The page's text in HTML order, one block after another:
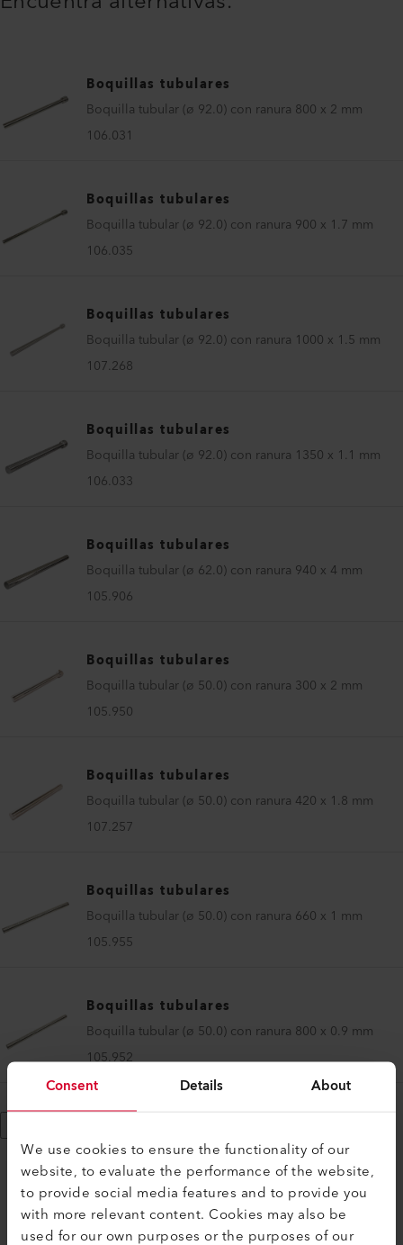
Consent Details About
We use cookies to ensure the functionality of our
website, to evaluate the performance of the website,
to provide social media features and to provide you
with more relevant content. Cookies may also be
used for our own purposes or the purposes of our
Boquillas tubulares
Boquilla tubular (ø 92.0) con ranura 800 x 2 mm
106.031
Boquillas tubulares
Boquilla tubular (ø 92.0) con ranura 900 x 1.7 mm
106.035
Boquillas tubulares
Boquilla tubular (ø 92.0) con ranura 1000 x 1.5 mm
107.268
Boquillas tubulares
Boquilla tubular (ø 92.0) con ranura 1350 x 1.1 mm
106.033
Boquillas tubulares
Boquilla tubular (ø 62.0) con ranura 940 x 4 mm
105.906
Boquillas tubulares
Boquilla tubular (ø 50.0) con ranura 300 x 2 mm
105.950
Boquillas tubulares
Boquilla tubular (ø 50.0) con ranura 420 x 1.8 mm
107.257
Boquillas tubulares
Boquilla tubular (ø 50.0) con ranura 660 x 1 mm
105.955
Boquillas tubulares
Boquilla tubular (ø 50.0) con ranura 800 x 0.9 mm
105.952